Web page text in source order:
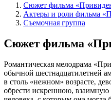
Сюжет фильма
Актеры и роли фильма
Съемочная группа
Сюжет фильма
Романтическая мелодрама
обычной шестнадцатилетней
в столь «нежном» возрасте,
обрести искреннюю, взаимную